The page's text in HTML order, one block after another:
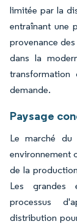
limitée par la
entraînant une
provenance
dans la
demande.
Paysage
Le marché
environnement
de la
Les grandes
processus
distribution